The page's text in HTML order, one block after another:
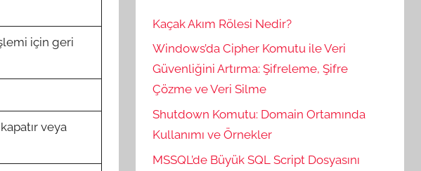
için geri
veya
Kaçak Akım Rölesi Nedir?
Windows’da Cipher Komutu ile Veri
Güvenliğini Artırma: Şifreleme, Şifre
Çözme ve Veri Silme
Shutdown Komutu: Domain Ortamında
Kullanımı ve Örnekler
MSSQL’de Büyük SQL Script Dosyasını